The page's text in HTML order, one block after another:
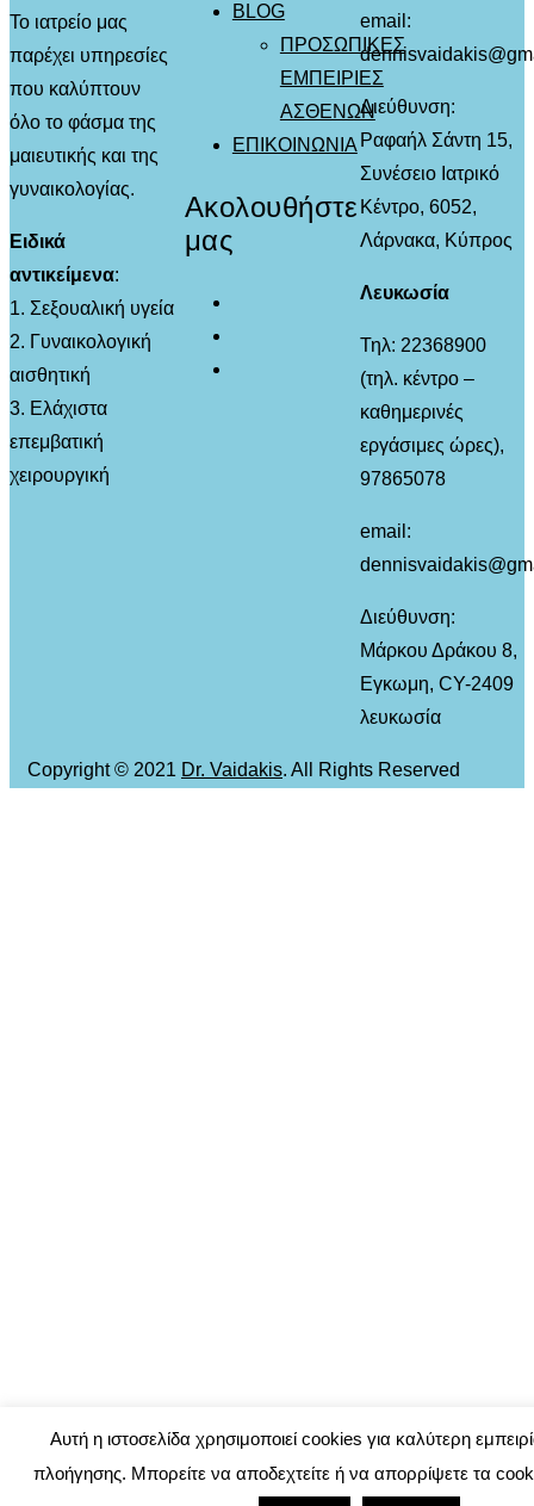
Το ιατρείο μας
παρέχει υπηρεσίες
που καλύπτουν
όλο το φάσμα της
μαιευτικής και της
γυναικολογίας.
Ειδικά
αντικείμενα:
1. Σεξουαλική υγεία
2. Γυναικολογική
αισθητική
3. Ελάχιστα
επεμβατική
χειρουργική
BLOG
ΠΡΟΣΩΠΙΚΕΣ
ΕΜΠΕΙΡΙΕΣ
ΑΣΘΕΝΩΝ
ΕΠΙΚΟΙΝΩΝΙΑ
Ακολουθήστε
μας
email:
Διεύθυνση:
Ραφαήλ Σάντη 15,
Συνέσειο Ιατρικό
Κέντρο, 6052,
Λάρνακα, Κύπρος
Λευκωσία
Τηλ: 22368900
(τηλ. κέντρο –
καθημερινές
εργάσιμες ώρες),
97865078
email:
Διεύθυνση:
Μάρκου Δράκου 8,
Εγκωμη, CY-2409
λευκωσία
Copyright © 2021 Dr. Vaidakis. All Rights Reserved
Αυτή η ιστοσελίδα χρησιμοποιεί cookies για καλύτερη
πλοήγησης. Μπορείτε να αποδεχτείτε ή να απορρίψετε τα